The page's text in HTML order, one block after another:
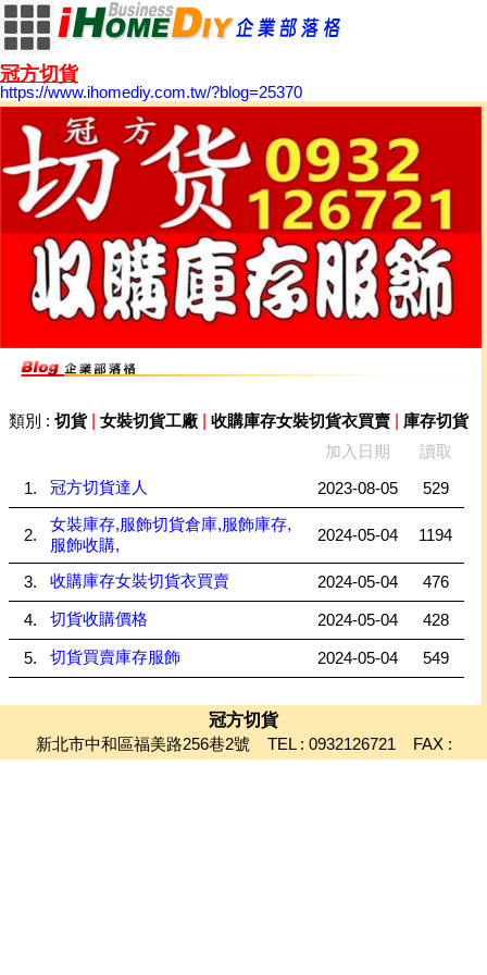
冠方切貨
https://www.ihomediy.com.tw/?blog=25370
類別 : 切貨| 女裝切貨工廠| 收購庫存女裝切貨衣買賣|
庫存切貨
加入日期
讀取
1. 冠方切貨達人 2023-08-05 529
2.
女裝庫存,服飾切貨倉庫,服飾庫存,
服飾收購,
2024-05-04 1194
3. 收購庫存女裝切貨衣買賣 2024-05-04 476
4. 切貨收購價格 2024-05-04 428
5. 切貨買賣庫存服飾 2024-05-04 549
冠方切貨
新北市中和區福美路256巷2號 TEL : 0932126721 FAX :